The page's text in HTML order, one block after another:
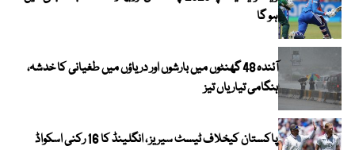
ہو گا
آئندہ 48 گھنٹوں میں بارشوں اور دریاؤں میں طغیانی کا خدشہ،
ہنگامی تیاریاں تیز
پاکستان کیخلاف ٹیسٹ سیریز ، انگلینڈ کا 16 رکنی اسکواڈ